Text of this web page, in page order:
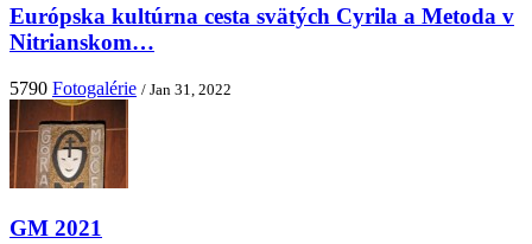
Európska kultúrna cesta svätých Cyrila a Metoda v
Nitrianskom…
5790 Fotogalérie / Jan 31, 2022
GM 2021